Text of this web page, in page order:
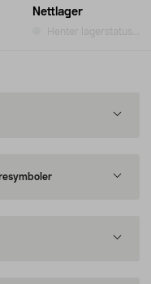
Nettlager
Henter lagerstatus...